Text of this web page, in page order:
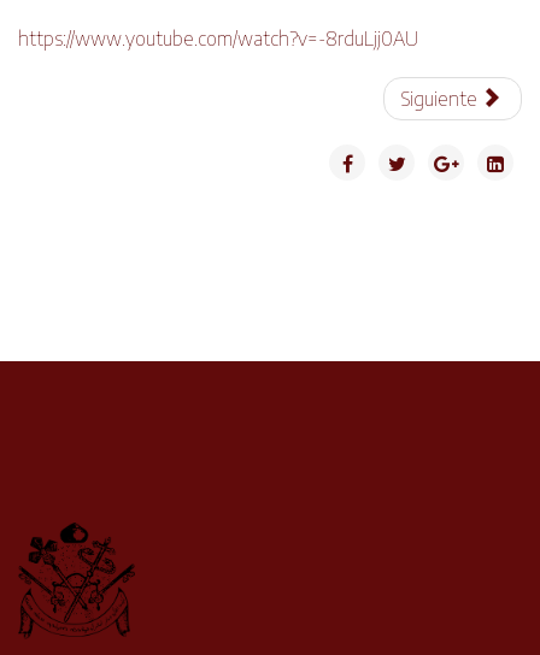
https://www.youtube.com/watch?v=-8rduLjj0AU
Siguiente